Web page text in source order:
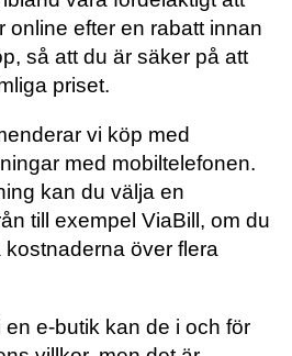
online efter en rabatt innan
så att du är säker på att
priset.
vi köp med
med mobiltelefonen.
kan du välja en
till exempel ViaBill, om du
över flera
e-butik kan de i och för